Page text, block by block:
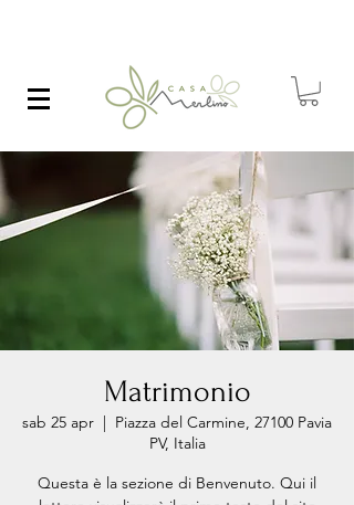
Matrimonio
sab 25 apr
  |
Piazza del Carmine, 27100 Pavia
PV, Italia
Questa è la sezione di Benvenuto. Qui il